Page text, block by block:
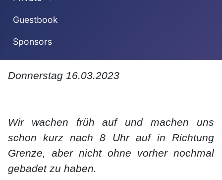
Guestbook
Sponsors
Donnerstag 16.03.2023
Wir wachen früh auf und machen uns
schon kurz nach 8 Uhr auf in Richtung
Grenze, aber nicht ohne vorher nochmal
gebadet zu haben.